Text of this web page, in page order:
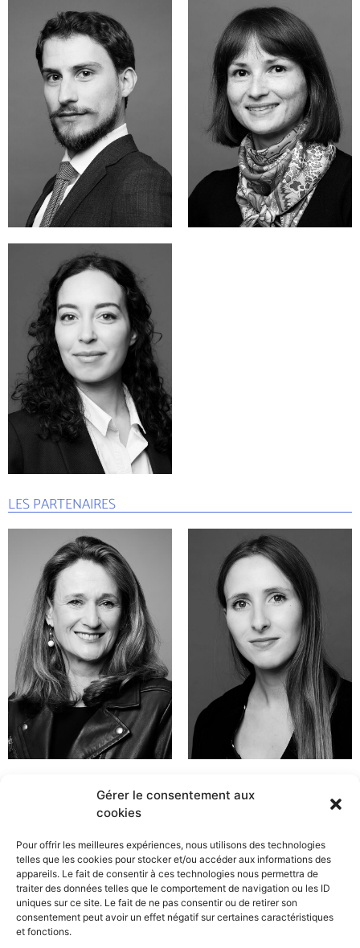
Gérer le consentement aux
cookies
Pour offrir les meilleures expériences, nous utilisons des technologies
telles que les cookies pour stocker et/ou accéder aux informations des
appareils. Le fait de consentir à ces technologies nous permettra de
traiter des données telles que le comportement de navigation ou les ID
uniques sur ce site. Le fait de ne pas consentir ou de retirer son
consentement peut avoir un effet négatif sur certaines caractéristiques
et fonctions.
LES PARTENAIRES